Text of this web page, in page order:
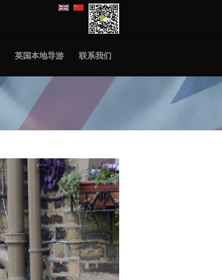
英国本地导游 联系我们